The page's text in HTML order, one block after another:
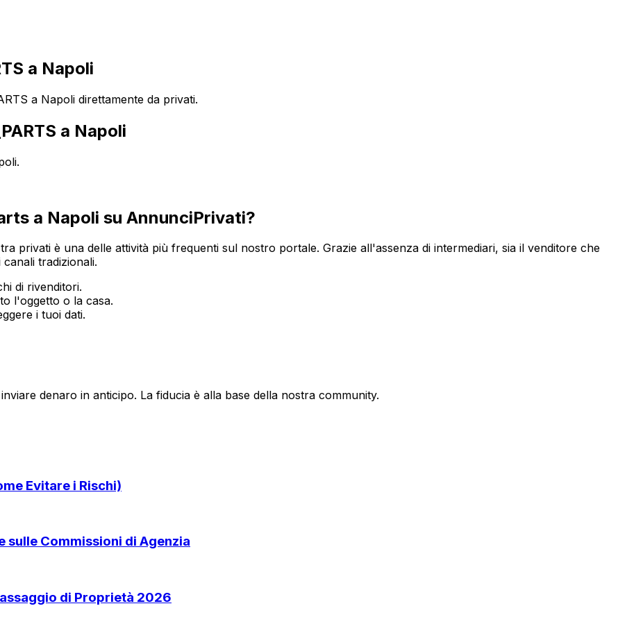
a Napoli
a Napoli direttamente da privati.
a Napoli
.
a Napoli su AnnunciPrivati?
tra privati è una delle attività più frequenti sul nostro portale. Grazie all'assenza di intermediari, sia il venditore che
tradizionali.
di rivenditori.
l'oggetto o la casa.
i tuoi dati.
denaro in anticipo. La fiducia è alla base della nostra community.
Evitare i Rischi)
Commissioni di Agenzia
di Proprietà 2026